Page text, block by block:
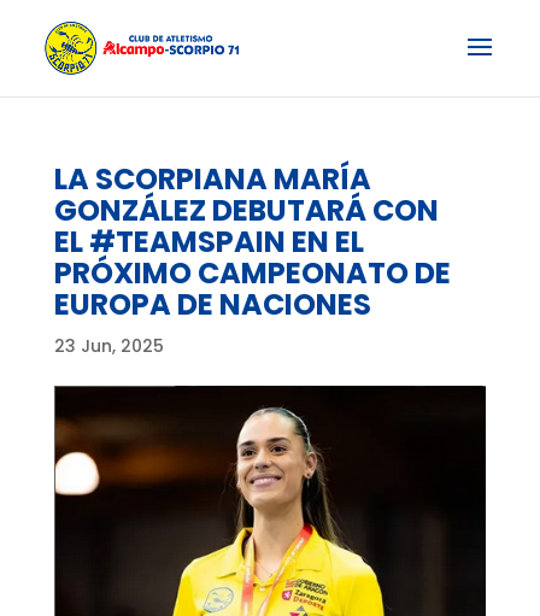
LA SCORPIANA MARÍA
GONZÁLEZ DEBUTARÁ CON
EL #TEAMSPAIN EN EL
PRÓXIMO CAMPEONATO DE
EUROPA DE NACIONES
23 Jun, 2025